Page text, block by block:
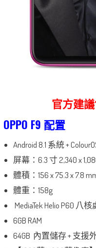
官方建
OPPO F9 配置
Android 8.1 系統 +
屏幕：6.3 寸 2,340 x
體積：156 x 75.3 x 7.8
體重：158g
MediaTek Helio P60 八
6GB RAM
64GB 內置儲存 + 支援